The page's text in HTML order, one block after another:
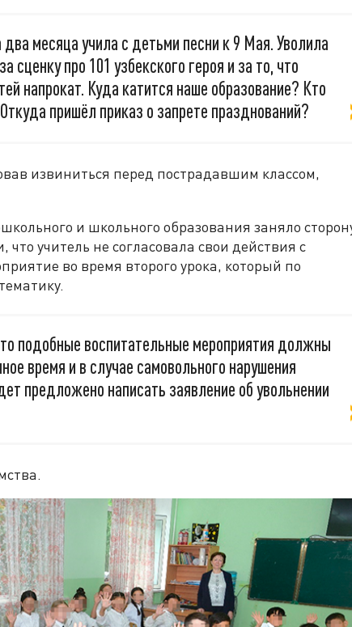
месяца учила с детьми песни к 9 Мая. Уволила
про 101 узбекского героя и за то, что
напрокат. Куда катится наше образование? Кто
пришёл приказ о запрете празднований?
извиниться перед пострадавшим классом,
и школьного образования заняло
учитель не согласовала свои действия с
во время второго урока, который по
подобные воспитательные мероприятия должны
время и в случае самовольного нарушения
предложено написать заявление об увольнении